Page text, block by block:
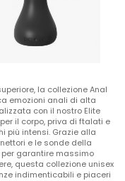
la collezione Anal
emozioni anali di alta
con il nostro Elite
il corpo, priva di ftalati e
più intensi. Grazie alla
e le sonde della
garantire massimo
questa collezione unisex
indimenticabili e piaceri